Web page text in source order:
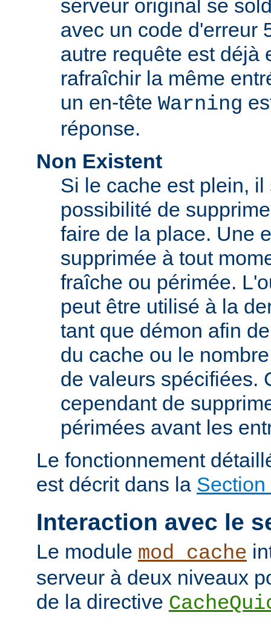
serveur original se
avec un code d'erreur
autre requête est déjà
rafraîchir la même
un en-tête Warning
réponse.
Non Existent
Si le cache est plein,
possibilité de
faire de la place. Une
supprimée à tout
fraîche ou périmée.
peut être utilisé à la
tant que démon afin
du cache ou le
de valeurs spécifiées.
cependant de
périmées avant les
Le fonctionnement
est décrit dans la
Interaction avec le
Le module mod_cache
serveur à deux niveaux
de la directive